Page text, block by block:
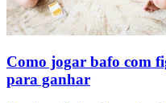
Como jogar bafo com
para ganhar